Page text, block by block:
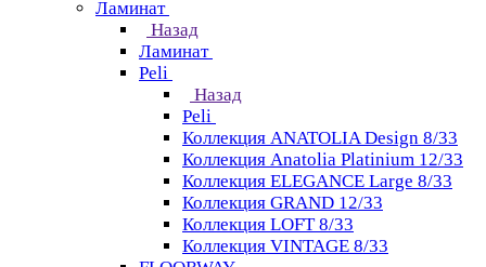
Ламинат
Назад
Ламинат
Peli
Назад
Peli
Коллекция ANATOLIA Design 8/33
Коллекция Anatolia Platinium 12/33
Коллекция ELEGANCE Large 8/33
Коллекция GRAND 12/33
Коллекция LOFT 8/33
Коллекция VINTAGE 8/33